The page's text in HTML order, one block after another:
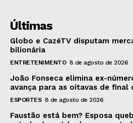
Últimas
Globo e CazéTV disputam
bilionária
ENTRETENIMENTO 8 de agosto de 2026
João Fonseca elimina ex-
avança para as oitavas de final
ESPORTES 8 de agosto de 2026
Faustão está bem? Esposa